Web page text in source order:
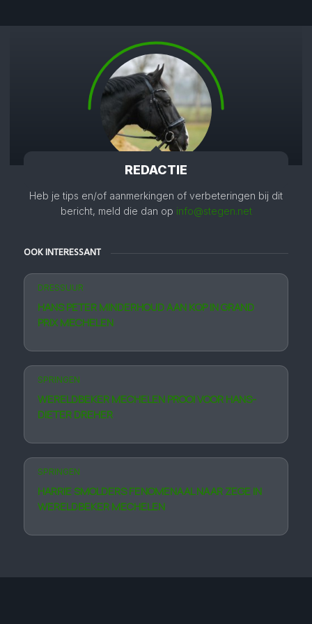
REDACTIE
Heb je tips en/of aanmerkingen of verbeteringen bij dit
bericht, meld die dan op info@stegen.net
OOK INTERESSANT
DRESSUUR
HANS PETER MINDERHOUD AAN KOP IN GRAND
PRIX MECHELEN
SPRINGEN
WERELDBEKER MECHELEN PROOI VOOR HANS-
DIETER DREHER
SPRINGEN
HARRIE SMOLDERS FENOMENAAL NAAR ZEGE IN
WERELDBEKER MECHELEN